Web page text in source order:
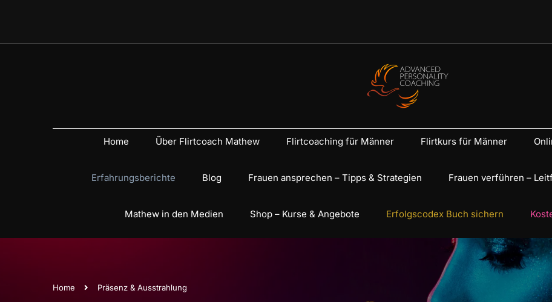
Home Über Flirtcoach Mathew Flirtcoaching für Männer Flirtkurs für Männer
Erfahrungsberichte Blog Frauen ansprechen – Tipps & Strategien Frauen verführen –
Mathew in den Medien Shop – Kurse & Angebote Erfolgscodex Buch sichern
Home Präsenz & Ausstrahlung